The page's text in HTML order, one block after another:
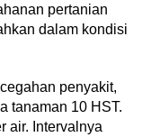
pertanian
dalam kondisi
penyakit,
tanaman 10 HST.
air. Intervalnya